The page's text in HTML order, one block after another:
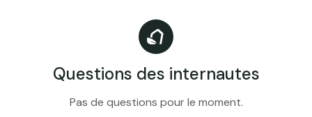
Questions des internautes
Pas de questions pour le moment.